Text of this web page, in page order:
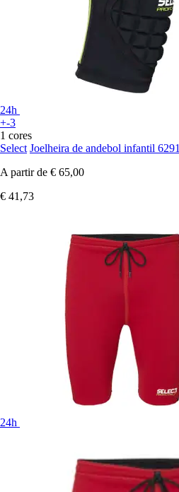
24h
+-3
1 cores
Select Joelheira de andebol infantil 6291
A partir de € 65,00
€ 41,73
24h